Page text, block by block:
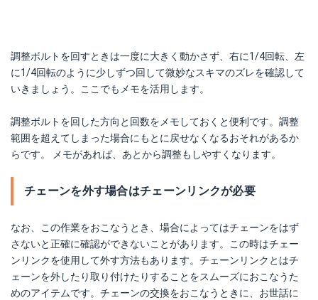
調整ボルトを回すときは一度に大きく動かさず、右に1/4回転、左
に1/4回転のように少しずつ回して微妙なスキマのズレを確認して
いきましょう。ここでもメモを活用します。
調整ボルトを回した方向と回数をメモしておくと便利です。調整
範囲を超えてしまった場合にもとに戻せなくなるおそれがあるか
らです。 メモがあれば、あとから調整もしやすくなります。
チェーンを外す場合はチェーンリンクが必要
なお、この作業をおこなうとき、場合によってはチェーンをはず
さないと正確に確認ができないことがあります。この時はチェー
ンリンクを使用して外す方法もあります。チェーンリンクとはチ
ェーンを外したり取り付けたりすることをスムーズにおこなうた
めのアイテムです。チェーンの交換をおこなうときに、お世話に